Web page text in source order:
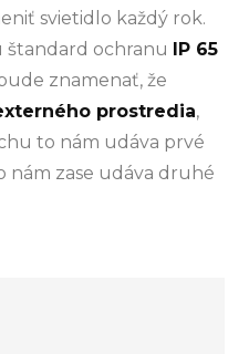
svietidlo každý rok.
štandard ochranu
IP 65
znamenať, že
prostredia,
to nám udáva prvé
nám zase udáva druhé